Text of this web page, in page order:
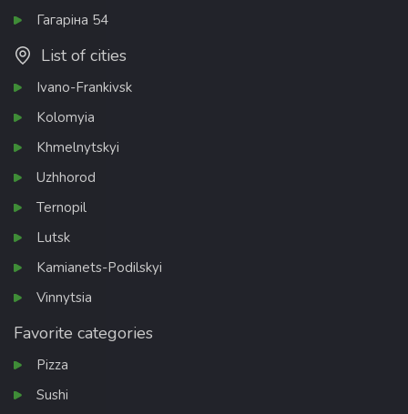
Гагаріна 54
List of cities
Ivano-Frankivsk
Kolomyia
Khmelnytskyi
Uzhhorod
Ternopil
Lutsk
Kamianets-Podilskyi
Vinnytsia
Favorite categories
Pizza
Sushi